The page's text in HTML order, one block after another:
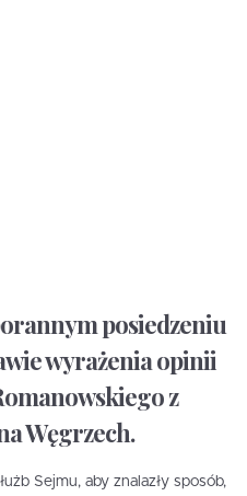
posiedzeniu
wyrażenia opinii
z
Węgrzech.
Sejmu, aby znalazły sposób,